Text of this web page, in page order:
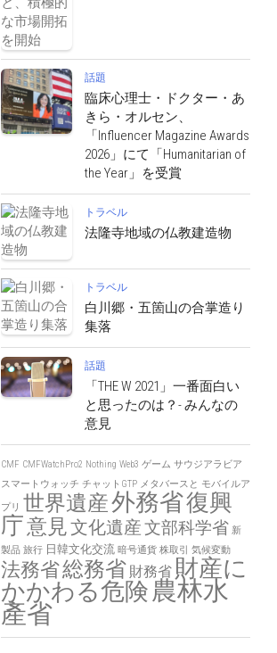
話題
臨床心理士・ドクター・あ
きら・オルセン、
「Influencer Magazine Awards
2026」にて「Humanitarian of
the Year」を受賞
トラベル
法隆寺地域の仏教建造物
トラベル
白川郷・五箇山の合掌造り
集落
話題
「THE W 2021」一番面白い
と思ったのは？- みんなの
意見
CMF CMFWatchPro2 Nothing Web3 ゲーム サウジアラビア
スマートウォッチ チャットGTP メタバースと モバイルア
プリ 世界遺産外務省復興
庁意見文化遺産文部科学省 新
製品 旅行 日韓文化交流 暗号通貨 株取引 気候変動
法務省総務省 財務省 財産に
かかわる危険農林水
產省